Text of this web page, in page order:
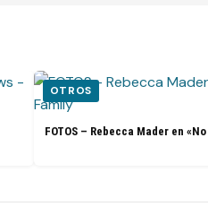
OTROS
FOTOS – Rebecca Mader en